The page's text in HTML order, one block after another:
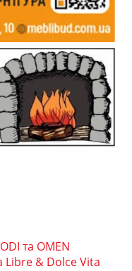
та OMEN
Libre & Dolce Vita